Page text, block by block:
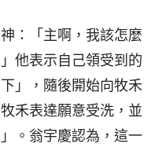
：「主啊，我該怎麼
他表示自己領受到的
」，隨後開始向牧禾
禾表達願意受洗，並
。翁宇慶認為，這一